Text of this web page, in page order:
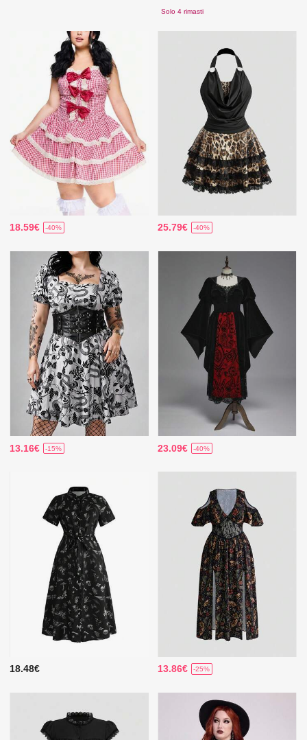
Solo 4 rimasti
18.59€ -40% 25.79€ -40%
13.16€ -15% 23.09€ -40%
18.48€ 13.86€ -25%